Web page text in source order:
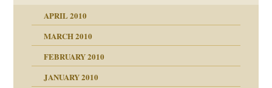
APRIL 2010
MARCH 2010
FEBRUARY 2010
JANUARY 2010